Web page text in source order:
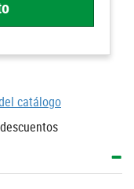
catálogo